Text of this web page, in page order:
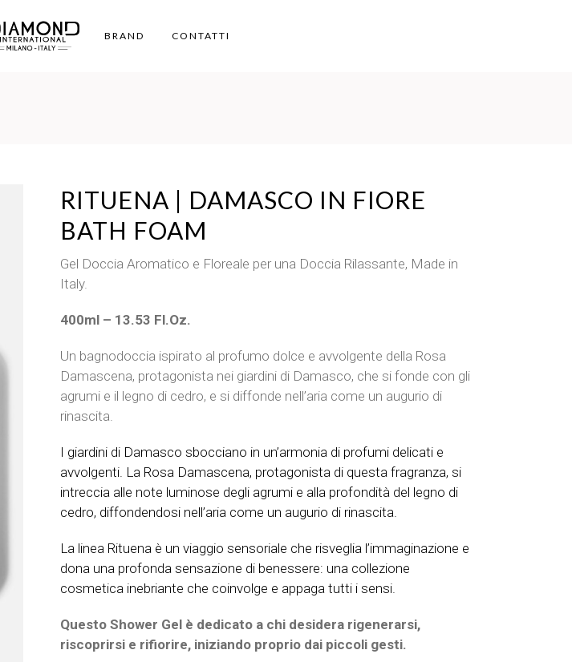
BRAND CONTATTI
RITUENA | DAMASCO IN FIORE
BATH FOAM
Gel Doccia Aromatico e Floreale per una Doccia Rilassante, Made in
Italy.
400ml – 13.53 Fl.Oz.
Un bagnodoccia ispirato al profumo dolce e avvolgente della Rosa
Damascena, protagonista nei giardini di Damasco, che si fonde con gli
agrumi e il legno di cedro, e si diffonde nell’aria come un augurio di
rinascita.
I giardini di Damasco sbocciano in un’armonia di profumi delicati e
avvolgenti. La Rosa Damascena, protagonista di questa fragranza, si
intreccia alle note luminose degli agrumi e alla profondità del legno di
cedro, diffondendosi nell’aria come un augurio di rinascita.
La linea Rituena è un viaggio sensoriale che risveglia l’immaginazione e
dona una profonda sensazione di benessere: una collezione
cosmetica inebriante che coinvolge e appaga tutti i sensi.
Questo Shower Gel è dedicato a chi desidera rigenerarsi,
riscoprirsi e rifiorire, iniziando proprio dai piccoli gesti.